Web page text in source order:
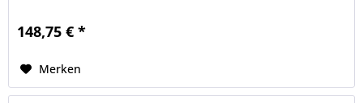
148,75 € *
Merken